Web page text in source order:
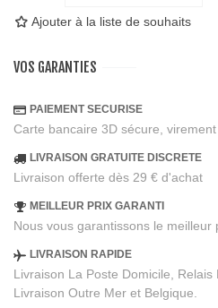
Ajouter à la liste de souhaits
VOS GARANTIES
PAIEMENT SECURISE
Carte bancaire 3D sécure,
LIVRAISON GRATUITE DISCRETE
Livraison offerte dès 29 € d'achat
MEILLEUR PRIX GARANTI
Nous vous garantissons le meilleur
LIVRAISON RAPIDE
Livraison La Poste Domicile, Relais
Livraison Outre Mer et Belgique.